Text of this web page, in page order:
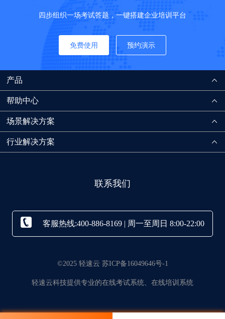
四步组织一场考试答题，一键搭建企业培训平台
免费使用 预约演示
产品
帮助中心
场景解决方案
行业解决方案
联系我们
客服热线:400-886-8169 | 周一至周日 8:00-22:00
©2025 轻速云 苏ICP备16049646号-1
轻速云科技提供专业的在线考试系统、在线培训系统